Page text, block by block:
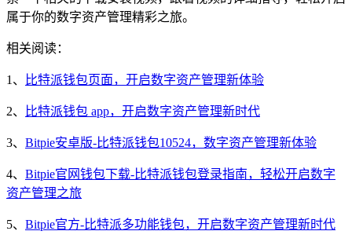
属于你的数字资产管理精彩之旅。
相关阅读：
1、 比特派钱包页面，开启数字资产管理新体验
2、 比特派钱包 app，开启数字资产管理新时代
3、 Bitpie安卓版-比特派钱包10524，数字资产管理新体验
4、 Bitpie官网钱包下载-比特派钱包登录指南，轻松开启数字
资产管理之旅
5、 Bitpie官方-比特派多功能钱包，开启数字资产管理新时代